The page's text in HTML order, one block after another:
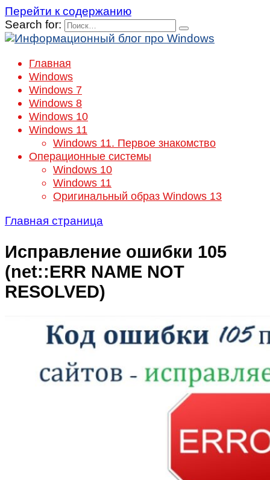
Перейти к содержанию
Search for:
Главная
Windows
Windows 7
Windows 8
Windows 10
Windows 11
Windows 11. Первое знакомство
Операционные системы
Windows 10
Windows 11
Оригинальный образ Windows 13
Главная страница
Исправление ошибки 105
(net::ERR NAME NOT
RESOLVED)